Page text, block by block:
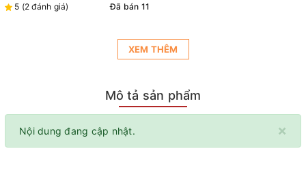
XEM THÊM
Mô tả sản phẩm
×
Nội dung đang cập nhật.